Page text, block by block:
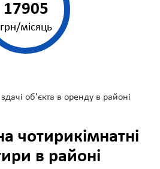
17905
грн/місяць
об'єкта в оренду в районі
чотирикімнатні
в районі